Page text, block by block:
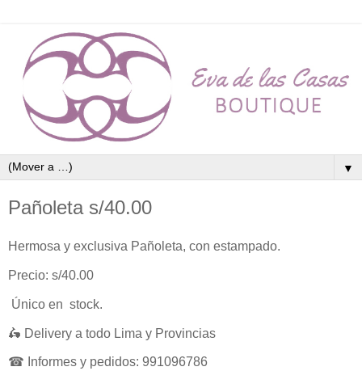
▼
Pañoleta s/40.00
Hermosa y exclusiva Pañoleta, con estampado.
Precio: s/40.00
Único en stock.
🛵 Delivery a todo Lima y Provincias
☎ Informes y pedidos: 991096786